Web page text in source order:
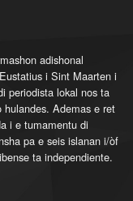
adishonal
i Sint Maarten i
periodista lokal nos ta
hulandes. Ademas e ret
i e tumamentu di
pa e seis islanan i/òf
ta independiente.